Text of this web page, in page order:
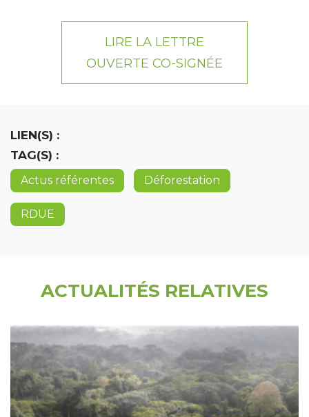
LIRE LA LETTRE
OUVERTE CO-SIGNÉE
LIEN(S) :
TAG(S) :
Actus référentes Déforestation
RDUE
ACTUALITÉS RELATIVES